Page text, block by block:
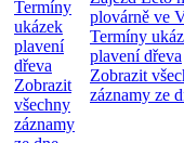
Termíny
ukázek
plavení
dřeva
Zobrazit
všechny
záznamy
plovárně ve
Termíny
plavení dřeva
Zobrazit
záznamy ze